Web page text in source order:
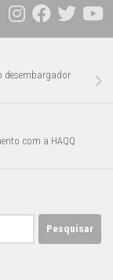
desembargador
com a HAQQ